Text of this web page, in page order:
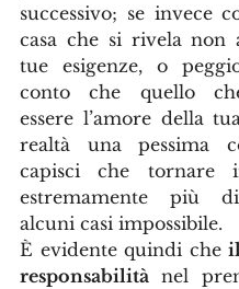
successivo; se invece
casa che si rivela non
tue esigenze, o
conto che quello
essere l’amore della
realtà una pessima
capisci che tornare
estremamente più
alcuni casi impossibile.
È evidente quindi che
responsabilità nel